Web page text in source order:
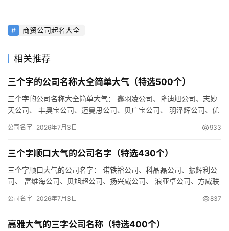
商贸公司起名大全
相关推荐
三个字的公司名称大全简单大气（特选500个）
三个字的公司名称大全简单大气： 鑫羽凌公司、隆迪旭公司、志妙
天公司、 丰奥宝公司、迈曼思公司、贝广宝公司、 羽泽辉公司、优
公司名字 2026年7月3日 933
三个字顺口大气的公司名字（特选430个）
三个字顺口大气的公司名字： 诺铁裕公司、科晶磊公司、振辉利公
司、 富维海公司、贝旭超公司、扬兴威公司、 浪亚卓公司、方威联
公司名字 2026年7月3日 837
高雅大气的三字公司名称（特选400个）